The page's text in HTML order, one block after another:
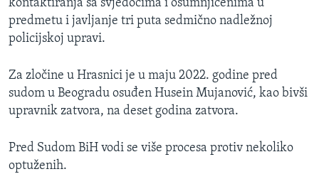
kontaktiranja sa svjedocima i osumnjičenima u
predmetu i javljanje tri puta sedmično nadležnoj
policijskoj upravi.
Za zločine u Hrasnici je u maju 2022. godine pred
sudom u Beogradu osuđen Husein Mujanović, kao bivši
upravnik zatvora, na deset godina zatvora.
Pred Sudom BiH vodi se više procesa protiv nekoliko
optuženih.